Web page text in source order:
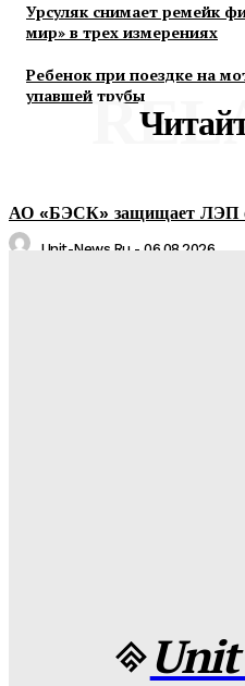
Урсуляк снимает ремейк
мир» в трех измерениях
Ребенок при поездке на
упавшей трубы
АО «БЭСК» защищает ЛЭП
Unit-News.ru - 06.08.2026